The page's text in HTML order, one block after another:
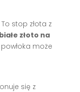
stop złota z
białe złoto na
może
się z